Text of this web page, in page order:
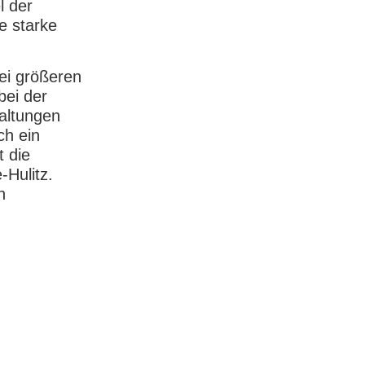
der
starke
größeren
der
ein
die
Hulitz.